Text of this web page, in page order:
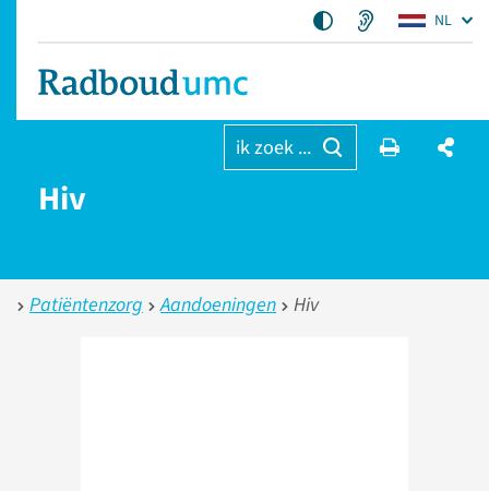
NL
ik zoek ...
Hiv
Patiëntenzorg Aandoeningen Hiv